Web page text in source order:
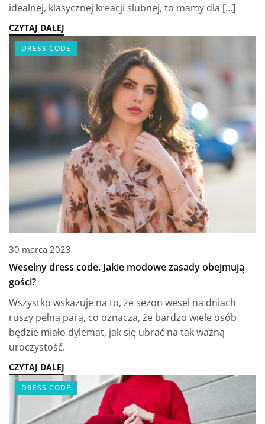
idealnej, klasycznej kreacji ślubnej, to mamy dla […]
CZYTAJ DALEJ
DRESS CODE
30 marca 2023
Weselny dress code. Jakie modowe zasady obejmują
gości?
Wszystko wskazuje na to, że sezon wesel na dniach
ruszy pełną parą, co oznacza, że bardzo wiele osób
będzie miało dylemat, jak się ubrać na tak ważną
uroczystość.
CZYTAJ DALEJ
DRESS CODE